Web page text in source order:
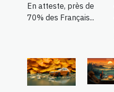
En atteste, près de
70% des Français...